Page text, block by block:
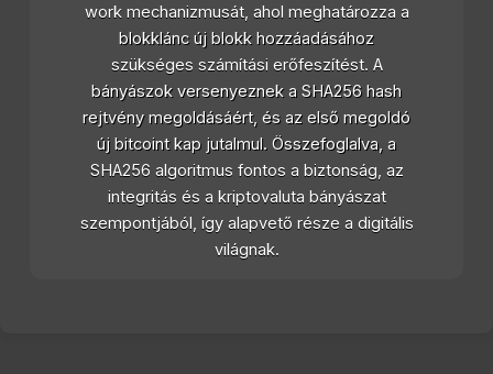
work mechanizmusát, ahol meghatározza a
blokklánc új blokk hozzáadásához
szükséges számítási erőfeszítést. A
bányászok versenyeznek a SHA256 hash
rejtvény megoldásáért, és az első megoldó
új bitcoint kap jutalmul. Összefoglalva, a
SHA256 algoritmus fontos a biztonság, az
integritás és a kriptovaluta bányászat
szempontjából, így alapvető része a digitális
világnak.